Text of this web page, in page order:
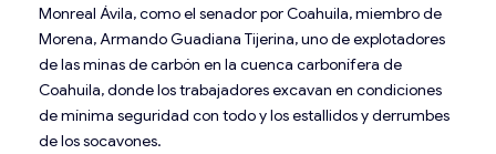
Monreal Ávila, como el senador por Coahuila, miembro de
Morena, Armando Guadiana Tijerina, uno de explotadores
de las minas de carbón en la cuenca carbonífera de
Coahuila, donde los trabajadores excavan en condiciones
de mínima seguridad con todo y los estallidos y derrumbes
de los socavones.